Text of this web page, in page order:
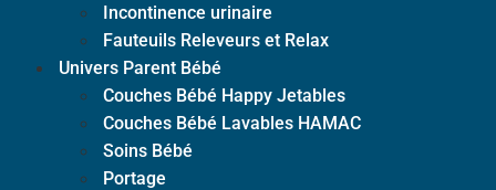
Incontinence urinaire
Fauteuils Releveurs et Relax
Univers Parent Bébé
Couches Bébé Happy Jetables
Couches Bébé Lavables HAMAC
Soins Bébé
Portage